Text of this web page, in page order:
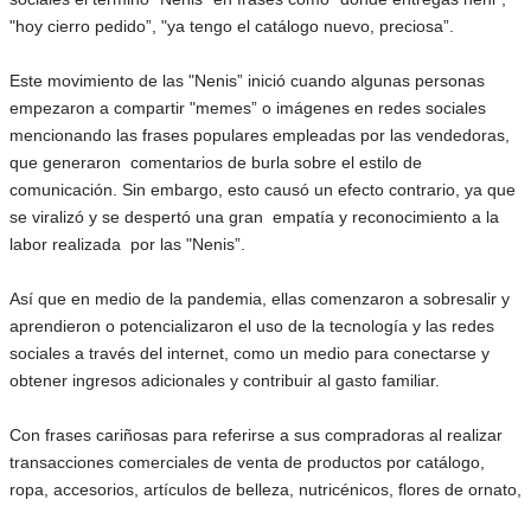
"hoy cierro pedido”, "ya tengo el catálogo nuevo, preciosa”.
Este movimiento de las "Nenis” inició cuando algunas personas
empezaron a compartir "memes” o imágenes en redes sociales
mencionando las frases populares empleadas por las vendedoras,
que generaron comentarios de burla sobre el estilo de
comunicación. Sin embargo, esto causó un efecto contrario, ya que
se viralizó y se despertó una gran empatía y reconocimiento a la
labor realizada por las "Nenis”.
Así que en medio de la pandemia, ellas comenzaron a sobresalir y
aprendieron o potencializaron el uso de la tecnología y las redes
sociales a través del internet, como un medio para conectarse y
obtener ingresos adicionales y contribuir al gasto familiar.
Con frases cariñosas para referirse a sus compradoras al realizar
transacciones comerciales de venta de productos por catálogo,
ropa, accesorios, artículos de belleza, nutricénicos, flores de ornato,